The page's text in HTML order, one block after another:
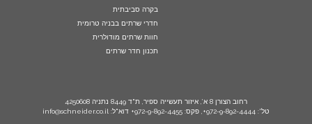
בקרה סביבתית
חדרי שרתים בבניה טרומית
חוות שרתים מודולרית
תכנון חדר שרתים
רחוב הצורן 8 א’, איזור תעשייה ספיר, ת"ד 8449 נתניה 4250608
טל': 972-9-892-4444+, פקס: 972-9-892-4455+ דוא"ל: info@schneider.co.il